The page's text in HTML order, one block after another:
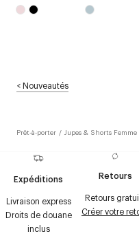
<Nouveautés
Prêt-à-porter / Jupes & Shorts Femme
Expéditions
Livraison express
Droits de douane
inclus
Retours
Retours
Créer votre